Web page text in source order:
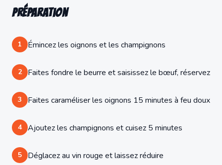
Préparation
1 Émincez les oignons et les champignons
2 Faites fondre le beurre et saisissez le bœuf, réservez
3 Faites caraméliser les oignons 15 minutes à feu doux
4 Ajoutez les champignons et cuisez 5 minutes
5 Déglacez au vin rouge et laissez réduire